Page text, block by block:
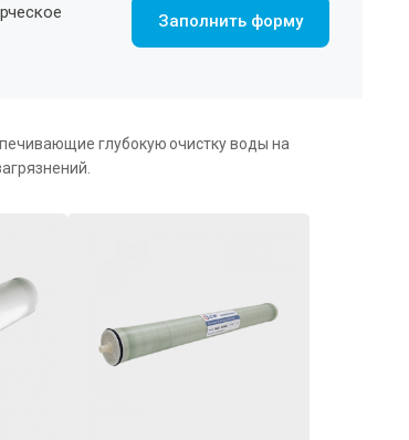
Заполнить форму
глубокую очистку воды на